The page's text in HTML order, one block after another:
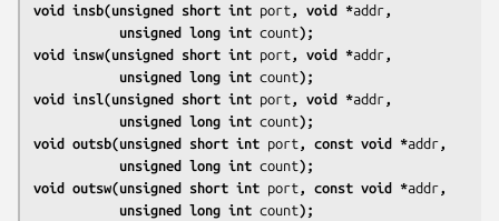
void insb(unsigned short int port , void *addr ,
           unsigned long int
count);
void insw(unsigned short int port , void *addr ,
           unsigned long int
count);
void insl(unsigned short int port , void *addr ,
           unsigned long int
count);
void outsb(unsigned short int port , const void *addr ,
           unsigned long int
count);
void outsw(unsigned short int port , const void *addr ,
           unsigned long int
count);